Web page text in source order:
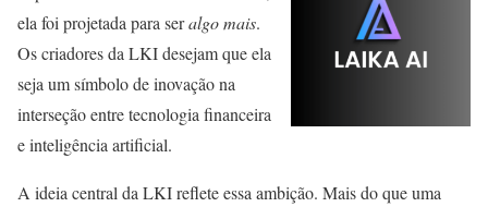
ela foi projetada para seralgo mais.
Os criadores da LKI desejam que ela
seja um símbolo de inovação na
interseção entre tecnologia financeira
e inteligência artificial.
A ideia central da LKI reflete essa ambição. Mais do que uma